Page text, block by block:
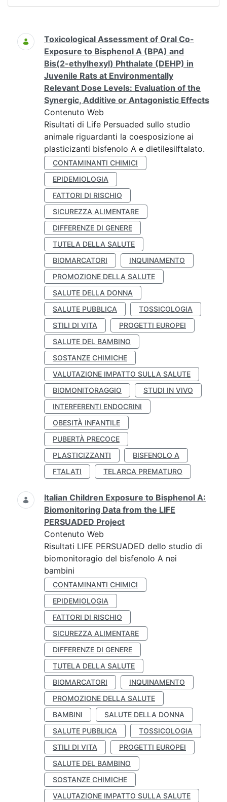
Ricerca
Toxicological Assessment of Oral Co-
Exposure to Bisphenol A (BPA) and
Bis(2-ethylhexyl) Phthalate (DEHP) in
Juvenile Rats at Environmentally
Relevant Dose Levels: Evaluation of the
Synergic, Additive or Antagonistic Effects
Contenuto Web
Risultati di Life Persuaded sullo studio
animale riguardanti la coesposizione ai
plasticizanti bisfenolo A e dietilesilftalato.
CONTAMINANTI CHIMICI
EPIDEMIOLOGIA
FATTORI DI RISCHIO
SICUREZZA ALIMENTARE
DIFFERENZE DI GENERE
TUTELA DELLA SALUTE
BIOMARCATORI
INQUINAMENTO
PROMOZIONE DELLA SALUTE
SALUTE DELLA DONNA
SALUTE PUBBLICA
TOSSICOLOGIA
STILI DI VITA
PROGETTI EUROPEI
SALUTE DEL BAMBINO
SOSTANZE CHIMICHE
VALUTAZIONE IMPATTO SULLA SALUTE
BIOMONITORAGGIO
STUDI IN VIVO
INTERFERENTI ENDOCRINI
OBESITÀ INFANTILE
PUBERTÀ PRECOCE
PLASTICIZZANTI
BISFENOLO A
FTALATI
TELARCA PREMATURO
Italian Children Exposure to Bisphenol A:
Biomonitoring Data from the LIFE
PERSUADED Project
Contenuto Web
Risultati LIFE PERSUADED dello studio di
biomonitoragio del bisfenolo A nei
bambini
CONTAMINANTI CHIMICI
EPIDEMIOLOGIA
FATTORI DI RISCHIO
SICUREZZA ALIMENTARE
DIFFERENZE DI GENERE
TUTELA DELLA SALUTE
BIOMARCATORI
INQUINAMENTO
PROMOZIONE DELLA SALUTE
BAMBINI
SALUTE DELLA DONNA
SALUTE PUBBLICA
TOSSICOLOGIA
STILI DI VITA
PROGETTI EUROPEI
SALUTE DEL BAMBINO
SOSTANZE CHIMICHE
VALUTAZIONE IMPATTO SULLA SALUTE